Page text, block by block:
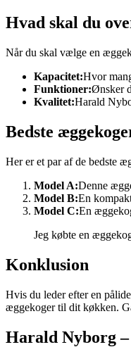
Hvad skal du
Når du skal vælge en
Kapacitet:Hvor
Funktioner:Ønsker
Kvalitet:Harald
Bedste
Her er et par af de bedste
Model A:Denne
Model B:En
Model C:En
Jeg købte en
Konklusion
Hvis du leder efter en
æggekoger til dit køkken.
Harald Nyborg